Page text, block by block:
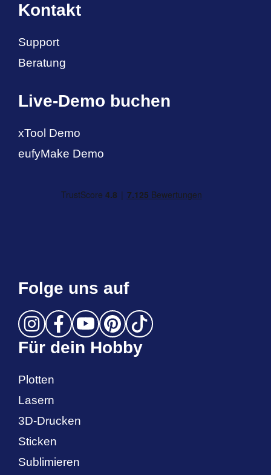
Kontakt
Support
Beratung
Live-Demo buchen
xTool Demo
eufyMake Demo
Folge uns auf
Für dein Hobby
Plotten
Lasern
3D-Drucken
Sticken
Sublimieren